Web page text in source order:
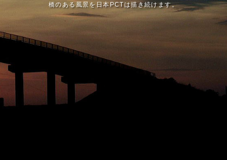
橋のある風景を日本PCTは描き続けます。